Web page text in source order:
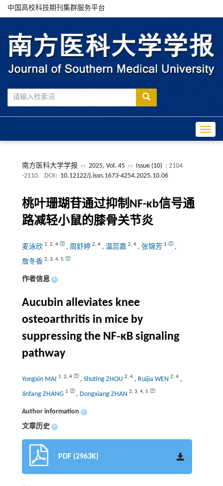
中国高校科技期刊集群服务平台
南方医科大学学报 ›› 2025, Vol. 45 ›› Issue (10) : 2104
-2110.
DOI: 10.12122/j.issn.1673-4254.2025.10.06
桃叶珊瑚苷通过抑制NF-κb信号通
路减轻小鼠的膝骨关节炎
麦泳欣 1, 2, 4 , 周舒婷 2, 4, 温蕊嘉 2, 4, 张锦芳 1
,
詹冬香 2, 3, 4, 5
作者信息 +
Aucubin alleviates knee
osteoarthritis in mice by
suppressing the NF‑κB signaling
pathway
Yongxin MAI 1, 2, 4 , Shuting ZHOU 2, 4, Ruijia WEN 2, 4,
Jinfang ZHANG 1 , Dongxiang ZHAN 2, 3, 4, 5
Author information +
文章历史 +
PDF (2963K)